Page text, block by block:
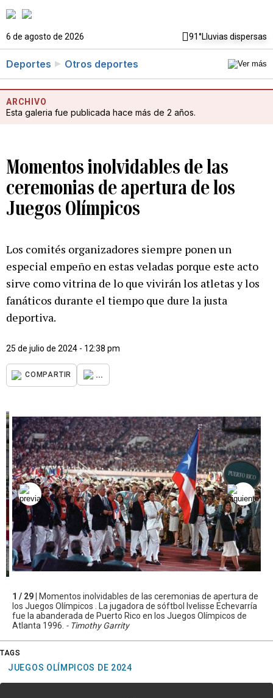
6 de agosto de 2026 91°Lluvias dispersas
Deportes Otros deportes
ARCHIVO
Esta galeria fue publicada hace más de 2 años.
Momentos inolvidables de las
ceremonias de apertura de los
Juegos Olímpicos
Los comités organizadores siempre ponen un
especial empeño en estas veladas porque este acto
sirve como vitrina de lo que vivirán los atletas y los
fanáticos durante el tiempo que dure la justa
deportiva.
25 de julio de 2024 - 12:38 pm
COMPARTIR ...
1 / 29 |
Momentos inolvidables de las ceremonias de apertura de
los Juegos Olímpicos . La jugadora de sóftbol Ivelisse Echevarría
fue la abanderada de Puerto Rico en los Juegos Olímpicos de
Atlanta 1996. - Timothy Garrity
TAGS
JUEGOS OLÍMPICOS DE 2024